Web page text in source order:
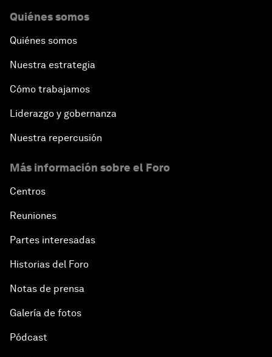
Quiénes somos
Quiénes somos
Nuestra estrategia
Cómo trabajamos
Liderazgo y gobernanza
Nuestra repercusión
Más información sobre el Foro
Centros
Reuniones
Partes interesadas
Historias del Foro
Notas de prensa
Galería de fotos
Pódcast